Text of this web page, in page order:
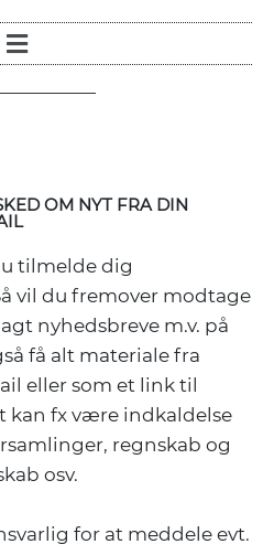
OM NYT FRA DIN
tilmelde dig
vil du fremover modtage
nyhedsbreve m.v. på
få alt materiale fra
eller som et link til
kan fx være indkaldelse
regnskab og
osv.
for at meddele evt.